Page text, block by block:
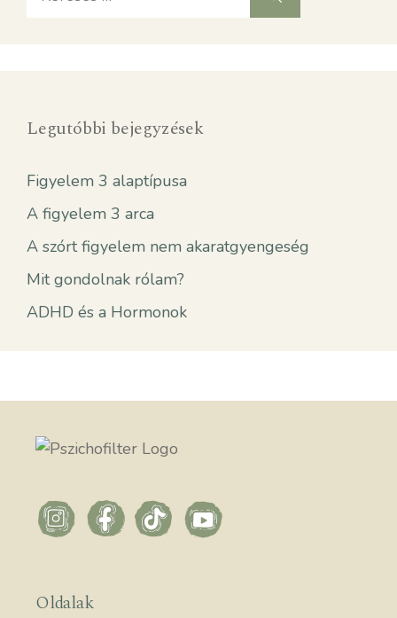
Legutóbbi bejegyzések
Figyelem 3 alaptípusa
A figyelem 3 arca
A szórt figyelem nem akaratgyengeség
Mit gondolnak rólam?
ADHD és a Hormonok
Oldalak